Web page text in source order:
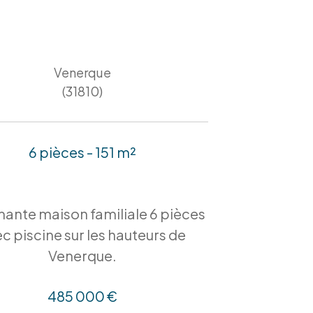
Venerque
(31810)
6 pièces - 151 m²
maison familiale 6 pièces
piscine sur les hauteurs de
Venerque.
485 000 €